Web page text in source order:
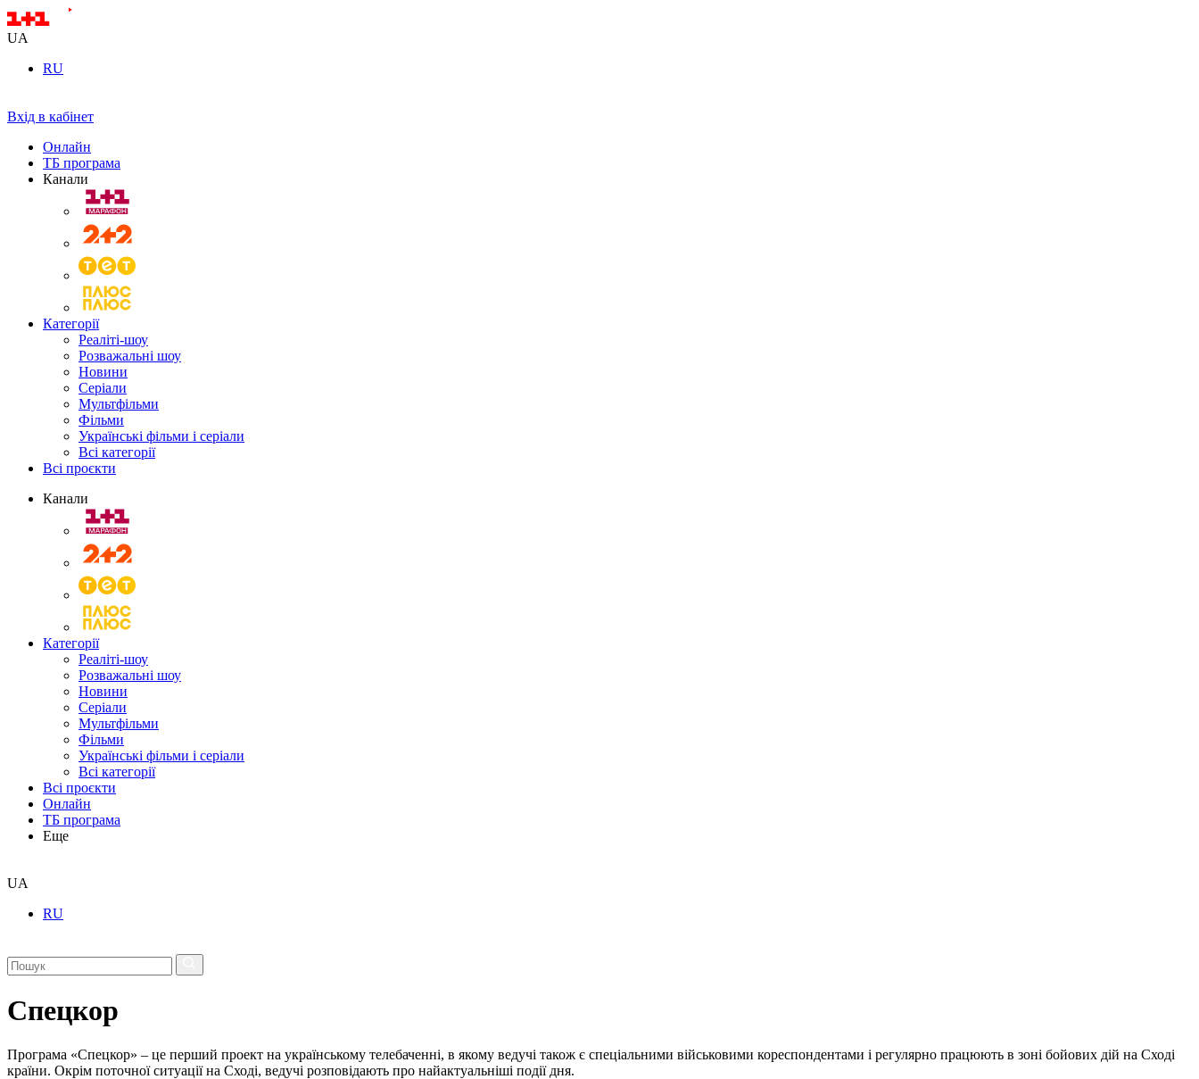
UA
RU
Вхід в кабінет
Онлайн
ТБ програма
Канали
Категорії
Реаліті-шоу
Розважальні шоу
Новини
Серіали
Мультфільми
Фільми
Українські фільми і серіали
Всі категорії
Всі проєкти
Канали
Категорії
Реаліті-шоу
Розважальні шоу
Новини
Серіали
Мультфільми
Фільми
Українські фільми і серіали
Всі категорії
Всі проєкти
Онлайн
ТБ програма
Еще
UA
RU
Спецкор
Програма «Спецкор» – це перший проект на українському телебаченні, в якому ведучі також є спеціальними військовими кореспондентами і регулярно працюють в зоні бойових дій на Сході
країни. Окрім поточної ситуації на Сході, ведучі розповідають про найактуальніші події дня.